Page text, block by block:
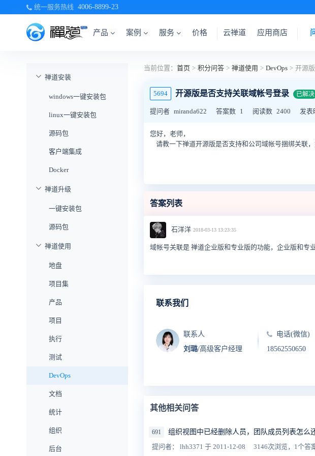
统一服务热线 4006-8899-23
产品 案例 服务 价格 云禅道 应用商店
禅道安装
windows一键安装包
linux一键安装包
源码包
客户端集成
Docker
禅道升级
一键安装包
源码包
禅道使用
地盘
项目集
产品
项目
执行
测试
DevOps
文档
统计
组织
后台
当前位置： 首页 > 积分问答 > 禅道使用 > DevOps > 开源
5694 开源版是否支持关联域帐号登录 已解决
提问者 miranda622 答案数 1 阅读数 2400 发表
您好，老师，
请教一下禅道开源版是否支持和公司域帐号捆绑关联
答案列表
石洋洋 2018-03-13 13:23:35
域帐号关联是 禅道企业版和专业版的功能，企业版和专
联系我们
联系人
刘璐/高级客户经理
电话(微信)
18562550650
其他相关问答
691 组织视图中已经删除人员，团队成员列表怎么
提问者： lhh3371 于 2011-12-08 3146次浏览，1个答